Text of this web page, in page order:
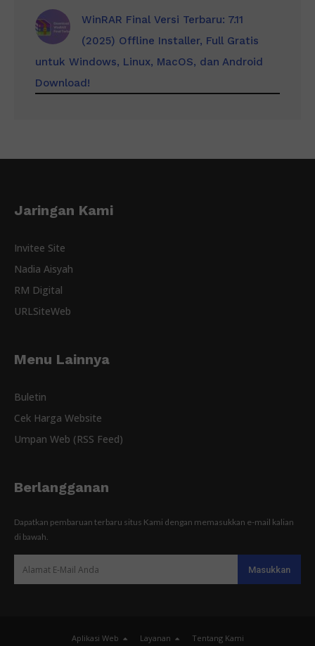
WinRAR Final Versi Terbaru: 7.11
(2025) Offline Installer, Full Gratis
untuk Windows, Linux, MacOS, dan Android
Download!
Jaringan Kami
Invitee Site
Nadia Aisyah
RM Digital
URLSiteWeb
Menu Lainnya
Buletin
Cek Harga Website
Umpan Web (RSS Feed)
Berlangganan
Dapatkan pembaruan terbaru situs Kami dengan memasukkan e-mail kalian
di bawah.
Aplikasi Web Layanan Tentang Kami